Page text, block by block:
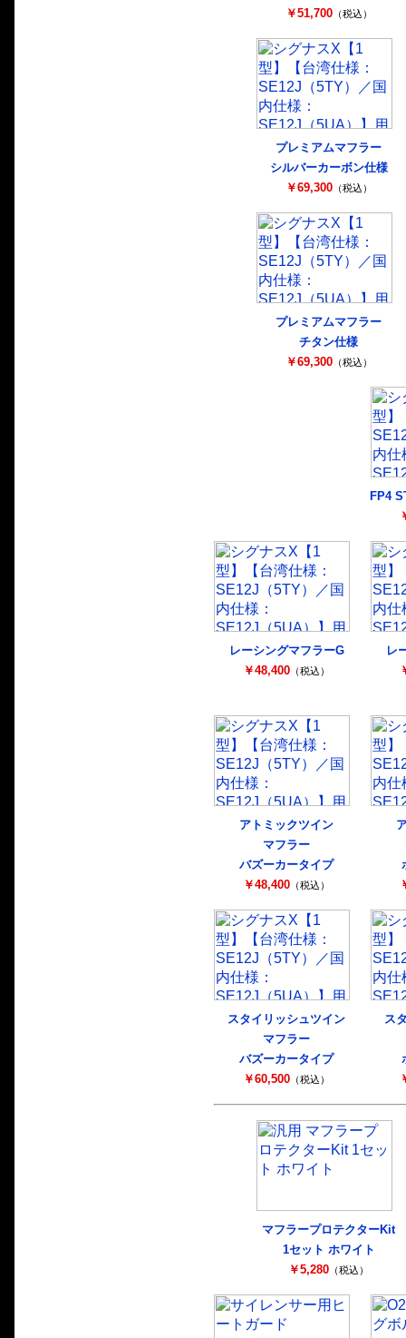
￥51,700（税込）
プレミアムマフラー
シルバーカーボン仕様
￥69,300（税込）
プレミアムマフラー
チタン仕様
￥69,300（税込）
FP4
レーシングマフラーG
￥48,400 （税込）
レ
アトミックツイン
マフラー
バズーカータイプ
￥48,400 （税込）
スタイリッシュツイン
マフラー
バズーカータイプ
￥60,500 （税込）
ス
マフラープロテクターKit
1セット ホワイト
￥5,280 （税込）